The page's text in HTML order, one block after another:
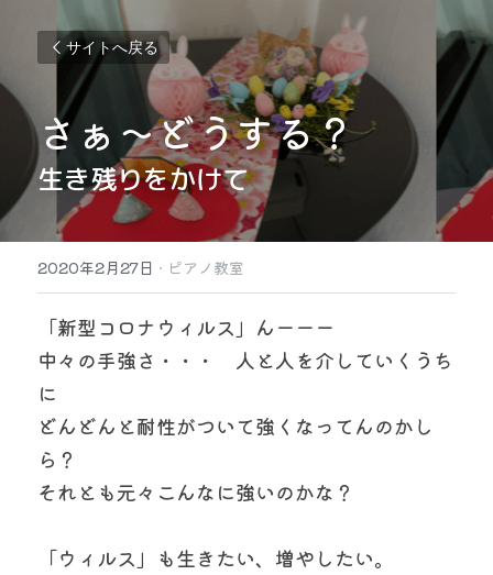
サイトへ戻る
さぁ〜どうする？
生き残りをかけて
2020年2月27日 · ピアノ教室
「新型コロナウィルス」んーーー
中々の手強さ・・・　人と人を介していくうち
に
どんどんと耐性がついて強くなってんのかし
ら？
それとも元々こんなに強いのかな？
「ウィルス」も生きたい、増やしたい。